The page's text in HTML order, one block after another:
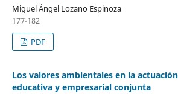
Miguel Ángel Lozano Espinoza
177-182
PDF
Los valores ambientales en la
educativa y empresarial conjunta